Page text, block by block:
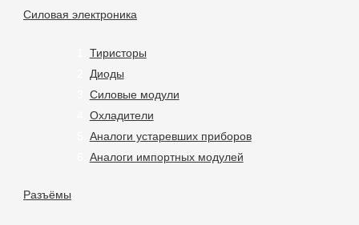
Силовая электроника
Тиристоры
Диоды
Силовые модули
Охладители
Аналоги устаревших приборов
Аналоги импортных модулей
Разъёмы